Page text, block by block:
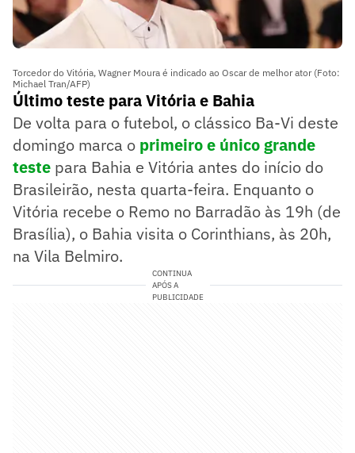
Torcedor do Vitória, Wagner Moura é indicado ao Oscar de melhor ator (Foto:
Michael Tran/AFP)
Último teste para Vitória e Bahia
De volta para o futebol, o clássico Ba-Vi deste
domingo marca o primeiro e único grande
teste para Bahia e Vitória antes do início do
Brasileirão, nesta quarta-feira. Enquanto o
Vitória recebe o Remo no Barradão às 19h (de
Brasília), o Bahia visita o Corinthians, às 20h,
na Vila Belmiro.
CONTINUA
APÓS A
PUBLICIDADE